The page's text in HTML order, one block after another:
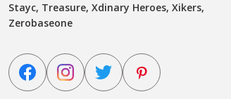
Stayc, Treasure, Xdinary Heroes, Xikers,
Zerobaseone